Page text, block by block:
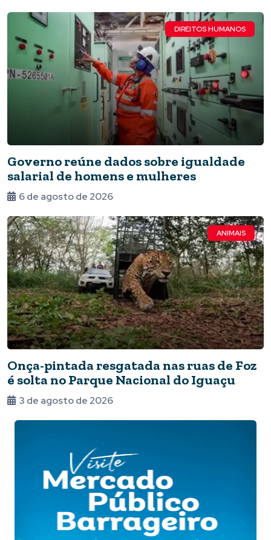
DIREITOS HUMANOS
Governo reúne dados sobre igualdade
salarial de homens e mulheres
6 de agosto de 2026
ANIMAIS
Onça-pintada resgatada nas ruas de Foz
é solta no Parque Nacional do Iguaçu
3 de agosto de 2026